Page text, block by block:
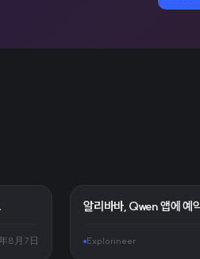
8月7日
알리바바, Qwen 앱에 예
Explorineer